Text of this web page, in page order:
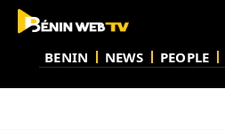
BENIN NEWS PEOPLE